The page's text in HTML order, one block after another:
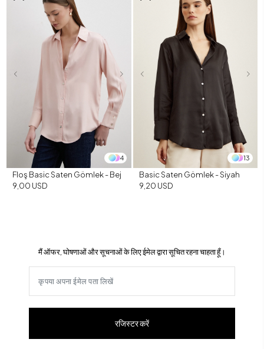
4
Floş Basic Saten Gömlek - Bej
9,00 USD
13
Basic Saten Gömlek - Siyah
9,20 USD
मैं ऑफर, घोषणाओं और सूचनाओं के लिए ईमेल द्वारा सूचित रहना चाहता हूँ।
रजिस्टर करें